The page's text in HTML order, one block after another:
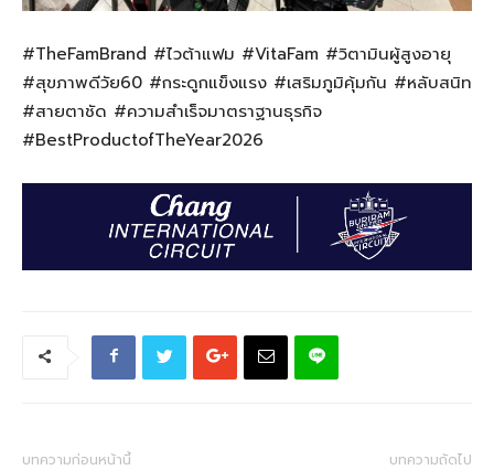
#TheFamBrand #ไวต้าแฟม #VitaFam #วิตามินผู้สูงอายุ
#สุขภาพดีวัย60 #กระดูกแข็งแรง #เสริมภูมิคุ้มกัน #หลับสนิท
#สายตาชัด #ความสำเร็จมาตราฐานธุรกิจ
#BestProductofTheYear2026
บทความก่อนหน้านี้ บทความถัดไป